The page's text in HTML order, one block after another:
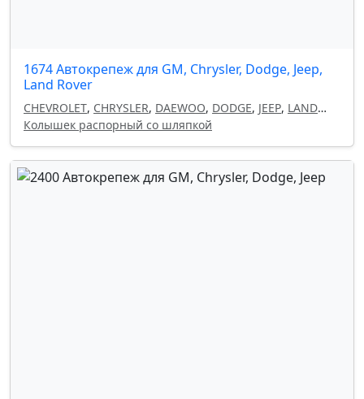
1674 Автокрепеж для GM, Chrysler, Dodge, Jeep,
Land Rover
CHEVROLET, CHRYSLER, DAEWOO, DODGE, JEEP, LAND
ROVER,OPEL,GM
Колышек распорный со шляпкой